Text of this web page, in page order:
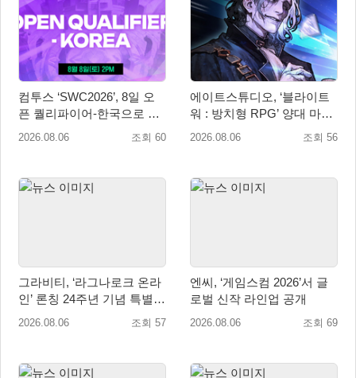
컴투스 ‘SWC2026’, 8일 오
픈 퀄리파이어-한국으로 시
즌 개막!
2026.08.06 조회 60
에이트스튜디오, ‘블라이트
워 : 방치형 RPG’ 양대 마켓
인기 순위 1위 달성
2026.08.06 조회 56
그라비티, ‘라그나로크 온라
인’ 론칭 24주년 기념 특별
감사 축제 실시!
2026.08.06 조회 57
엔씨, ‘게임스컴 2026’서 글
로벌 신작 라인업 공개
2026.08.06 조회 69